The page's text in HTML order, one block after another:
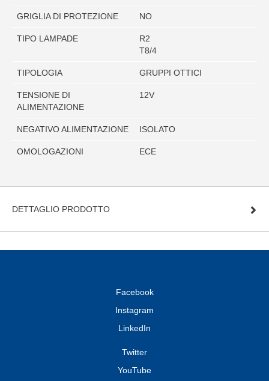
GRIGLIA DI PROTEZIONE NO
TIPO LAMPADE
R2
T8/4
TIPOLOGIA GRUPPI OTTICI
TENSIONE DI
ALIMENTAZIONE
12V
NEGATIVO ALIMENTAZIONE ISOLATO
OMOLOGAZIONI ECE
DETTAGLIO PRODOTTO
Facebook
Instagram
LinkedIn
Twitter
YouTube